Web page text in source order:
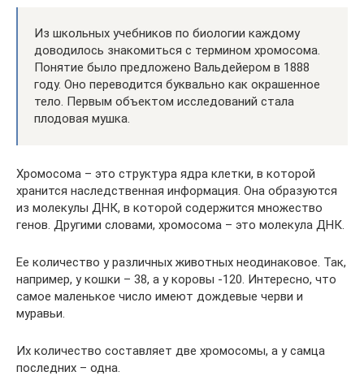
Из школьных учебников по биологии каждому
доводилось знакомиться с термином хромосома.
Понятие было предложено Вальдейером в 1888
году. Оно переводится буквально как окрашенное
тело. Первым объектом исследований стала
плодовая мушка.
Хромосома – это структура ядра клетки, в которой
хранится наследственная информация. Она образуются
из молекулы ДНК, в которой содержится множество
генов. Другими словами, хромосома – это молекула ДНК.
Ее количество у различных животных неодинаковое. Так,
например, у кошки – 38, а у коровы -120. Интересно, что
самое маленькое число имеют дождевые черви и
муравьи.
Их количество составляет две хромосомы, а у самца
последних – одна.